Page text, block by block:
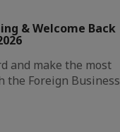
& Welcome Back
and make the most
the Foreign Business